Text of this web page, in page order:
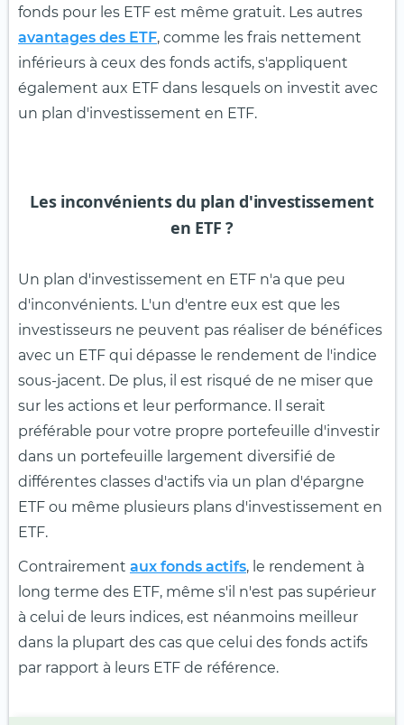
fonds pour les ETF est même gratuit. Les autres
avantages des ETF, comme les frais nettement
inférieurs à ceux des fonds actifs, s'appliquent
également aux ETF dans lesquels on investit avec
un plan d'investissement en ETF.
Les inconvénients du plan d'investissement
en ETF ?
Un plan d'investissement en ETF n'a que peu
d'inconvénients. L'un d'entre eux est que les
investisseurs ne peuvent pas réaliser de bénéfices
avec un ETF qui dépasse le rendement de l'indice
sous-jacent. De plus, il est risqué de ne miser que
sur les actions et leur performance. Il serait
préférable pour votre propre portefeuille d'investir
dans un portefeuille largement diversifié de
différentes classes d'actifs via un plan d'épargne
ETF ou même plusieurs plans d'investissement en
ETF.
Contrairement aux fonds actifs, le rendement à
long terme des ETF, même s'il n'est pas supérieur
à celui de leurs indices, est néanmoins meilleur
dans la plupart des cas que celui des fonds actifs
par rapport à leurs ETF de référence.